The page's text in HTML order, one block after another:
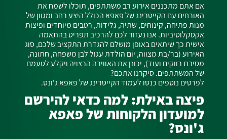
אם אתם מתכננים אירוע רב משתתפים, תוכלו לשמח את
האורחים עם הקייטרינג של פאפא הכולל היצע רחב ומגוון של
מנות פתיחה, קינוחים, שתיה, גלידות, רטבים מיוחדים ופיצות
אקסקלוסיביות. אנו נעזור לכם להרכיב תפריט בהתאמה
אישית כך שיתאים באופן מושלם להגדרת התקציב שלכם, סוג
האירוע (בר/בת מצווה, יום הולדת עגול לבן משפחה, חתונה,
מסיבת רווקים ועוד), יכונן את האווירה הרצויה ויקלע לטעמם
של המשתתפים. סיקרנו אתכם?
לפרטים נוספים כנסו לעמוד הקייטרינג של פאפא ג'ונס.
פיצה באילת: למה כדאי להירשם
למועדון הלקוחות של פאפא
ג'ונס?